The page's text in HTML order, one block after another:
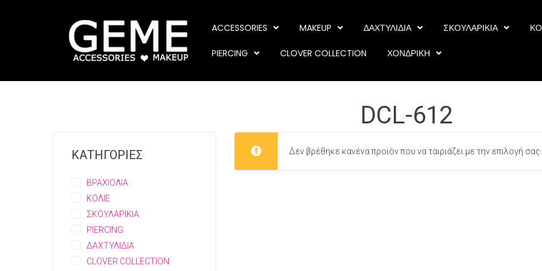
ACCESSORIES MAKEUP ΔΑΧΤΥΛΙΔΙΑ ΣΚΟΥΛΑΡΙΚΙΑ
PIERCING CLOVER COLLECTION ΧΟΝΔΡΙΚΗ
DCL-612
Δεν βρέθηκε κανένα προϊόν που να ταιριάζει με την επιλογή σας.
ΚΑΤΗΓΟΡΙΕΣ
ΒΡΑΧΙΟΛΙΑ
ΚΟΛΙΕ
ΣΚΟΥΛΑΡΙΚΙΑ
PIERCING
ΔΑΧΤΥΛΙΔΙΑ
CLOVER COLLECTION